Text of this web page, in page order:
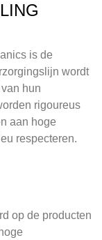
is de
wordt
hun
rigoureus
aan hoge
respecteren.
op de producten